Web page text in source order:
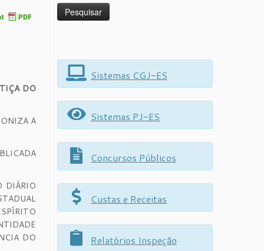
DO
A
DIÁRIO
DO
Sistemas CGJ-ES
Sistemas PJ-ES
Concursos Públicos
Custas e Receitas
Relatórios Inspeção